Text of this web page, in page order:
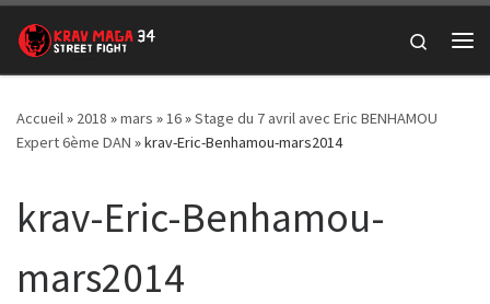
Passer au contenu
Search
Accueil» 2018 »mars »16»Stage du 7 avril avec Eric BENHAMOU
Expert 6ème DAN »krav-Eric-Benhamou-mars2014
krav-Eric-Benhamou-
mars2014